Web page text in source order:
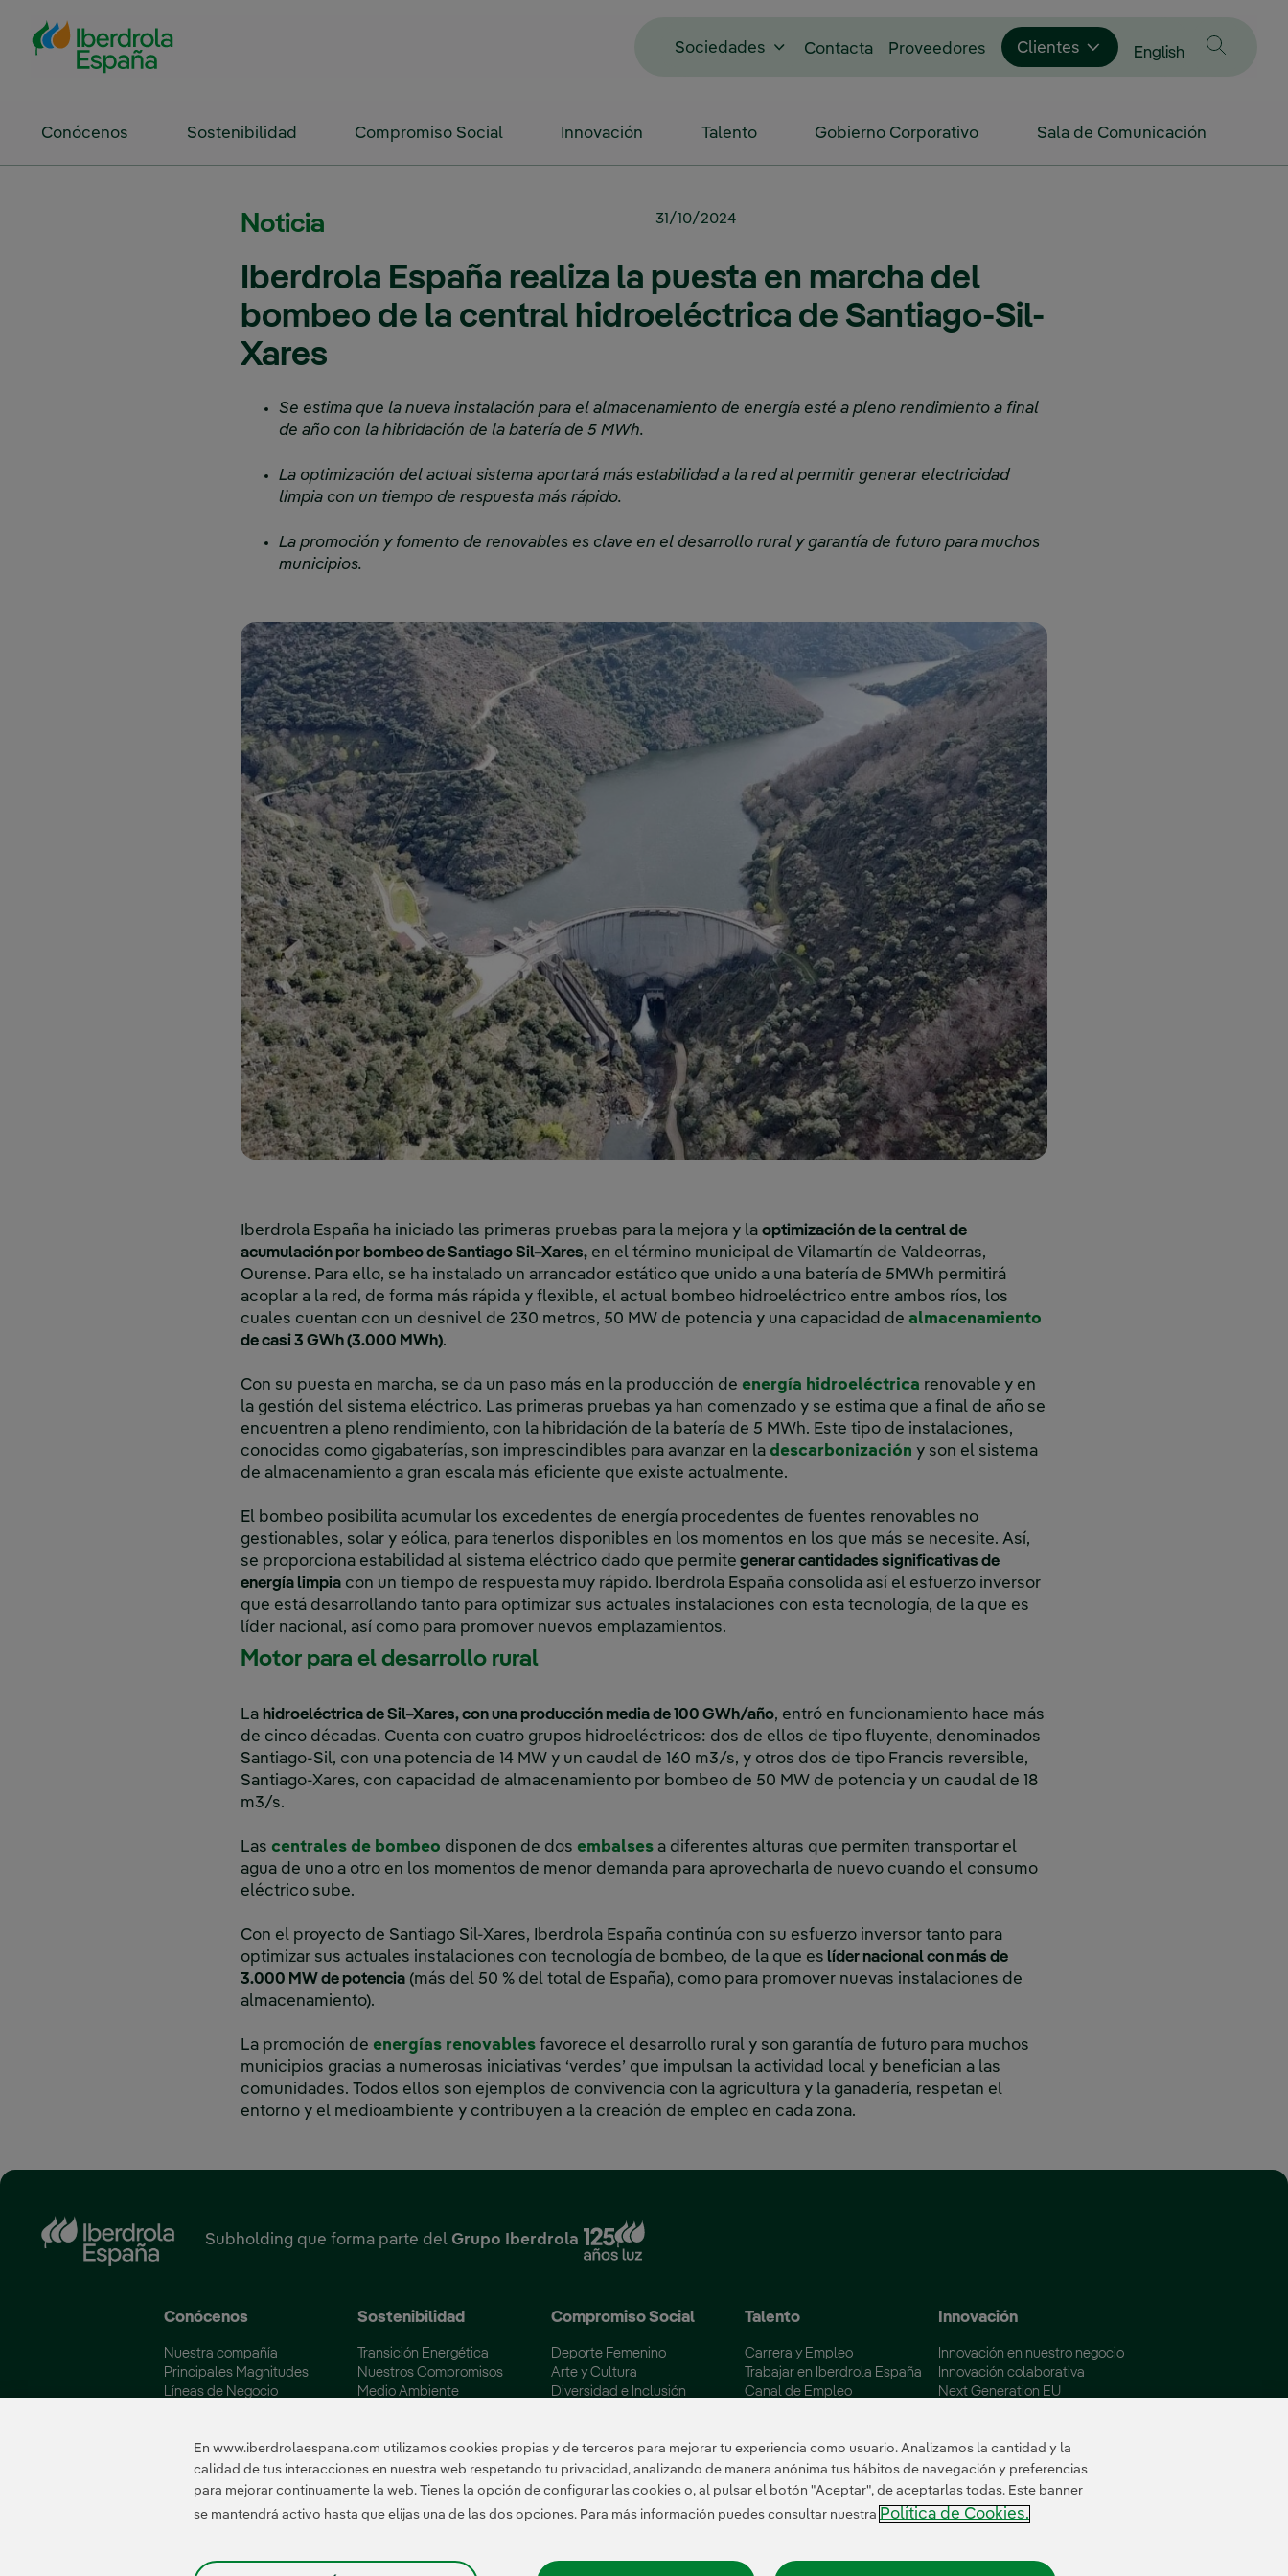
Saltar al contenido principal
Sociedades Contacta ProveedoresEnlace externo, se abre en ventana
Clientes Cambiar idioma a
English
Conócenos Sostenibilidad Compromiso Social Innovación Talento Gobierno Corporativo Sala de Comunicación
Noticia 31/10/2024
Iberdrola España realiza la puesta en marcha del
bombeo de la central hidroeléctrica de Santiago-Sil-
Xares
Se estima que la nueva instalación para el almacenamiento de energía esté a pleno rendimiento a final
de año con la hibridación de la batería de 5 MWh.
La optimización del actual sistema aportará más estabilidad a la red al permitir generar electricidad
limpia con un tiempo de respuesta más rápido.
La promoción y fomento de renovables es clave en el desarrollo rural y garantía de futuro para muchos
municipios.
Iberdrola España ha iniciado las primeras pruebas para la mejora y la optimización de la central de
acumulación por bombeo de Santiago Sil–Xares, en el término municipal de Vilamartín de Valdeorras,
Ourense. Para ello, se ha instalado un arrancador estático que unido a una batería de 5MWh permitirá
acoplar a la red, de forma más rápida y flexible, el actual bombeo hidroeléctrico entre ambos ríos, los
cuales cuentan con un desnivel de 230 metros, 50 MW de potencia y una capacidad de almacenamiento
de casi 3 GWh (3.000 MWh).
Con su puesta en marcha, se da un paso más en la producción de energía hidroeléctrica renovable y en
la gestión del sistema eléctrico. Las primeras pruebas ya han comenzado y se estima que a final de año se
encuentren a pleno rendimiento, con la hibridación de la batería de 5 MWh. Este tipo de instalaciones,
conocidas como gigabaterías, son imprescindibles para avanzar en la descarbonización y son el sistema
de almacenamiento a gran escala más eficiente que existe actualmente.
El bombeo posibilita acumular los excedentes de energía procedentes de fuentes renovables no
gestionables, solar y eólica, para tenerlos disponibles en los momentos en los que más se necesite. Así,
se proporciona estabilidad al sistema eléctrico dado que permite generar cantidades significativas de
energía limpia con un tiempo de respuesta muy rápido. Iberdrola España consolida así el esfuerzo inversor
que está desarrollando tanto para optimizar sus actuales instalaciones con esta tecnología, de la que es
líder nacional, así como para promover nuevos emplazamientos.
Motor para el desarrollo rural
La hidroeléctrica de Sil–Xares, con una producción media de 100 GWh/año, entró en funcionamiento hace más
de cinco décadas. Cuenta con cuatro grupos hidroeléctricos: dos de ellos de tipo fluyente, denominados
Santiago-Sil, con una potencia de 14 MW y un caudal de 160 m3/s, y otros dos de tipo Francis reversible,
Santiago-Xares, con capacidad de almacenamiento por bombeo de 50 MW de potencia y un caudal de 18
m3/s.
Las centrales de bombeo disponen de dos embalses a diferentes alturas que permiten transportar el
agua de uno a otro en los momentos de menor demanda para aprovecharla de nuevo cuando el consumo
eléctrico sube.
Con el proyecto de Santiago Sil-Xares, Iberdrola España continúa con su esfuerzo inversor tanto para
optimizar sus actuales instalaciones con tecnología de bombeo, de la que es líder nacional con más de
3.000 MW de potencia (más del 50 % del total de España), como para promover nuevas instalaciones de
almacenamiento).
La promoción de energías renovables favorece el desarrollo rural y son garantía de futuro para muchos
municipios gracias a numerosas iniciativas ‘verdes’ que impulsan la actividad local y benefician a las
comunidades. Todos ellos son ejemplos de convivencia con la agricultura y la ganadería, respetan el
entorno y el medioambiente y contribuyen a la creación de empleo en cada zona.
Subholding que forma parte del Grupo Iberdrola Enlace externo, se abre en ventana nueva.
Conócenos
Nuestra compañía
Principales Magnitudes
Líneas de Negocio
Sostenibilidad
Transición Energética
Nuestros Compromisos
Medio Ambiente
Compromiso Social
Deporte Femenino
Arte y Cultura
Diversidad e Inclusión
Talento
Carrera y Empleo
Trabajar en Iberdrola España
Canal de Empleo
Innovación
Innovación en nuestro negocio
Innovación colaborativa
Next Generation EU
En www.iberdrolaespana.com utilizamos cookies propias y de terceros para mejorar tu experiencia como usuario. Analizamos la cantidad y la
calidad de tus interacciones en nuestra web respetando tu privacidad, analizando de manera anónima tus hábitos de navegación y preferencias
para mejorar continuamente la web. Tienes la opción de configurar las cookies o, al pulsar el botón "Aceptar", de aceptarlas todas. Este banner
se mantendrá activo hasta que elijas una de las dos opciones. Para más información puedes consultar nuestra Política de Cookies.